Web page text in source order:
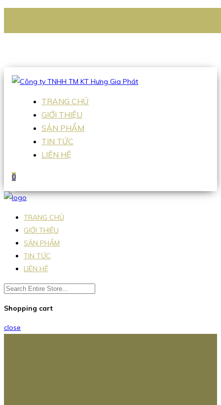
Hotline:0938 336 079
TRANG CHỦ
GIỚI THIỆU
SẢN PHẨM
TIN TỨC
LIÊN HỆ
0
TRANG CHỦ
GIỚI THIỆU
SẢN PHẨM
TIN TỨC
LIÊN HỆ
Shopping cart
close